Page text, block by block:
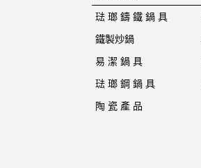
琺 瑯 鑄 鐵 鍋 具
鐵製炒鍋
易 潔 鍋 具
琺 瑯 鋼 鍋 具
陶 瓷 產 品